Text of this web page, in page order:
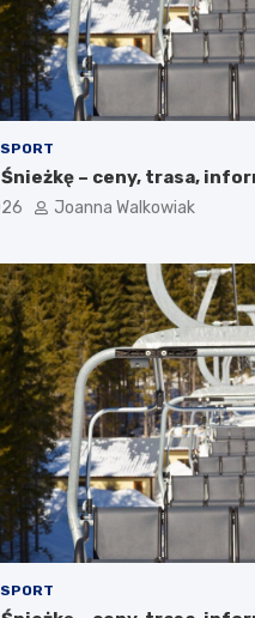
Śnieżkę – ceny, trasa,
Joanna Walkowiak